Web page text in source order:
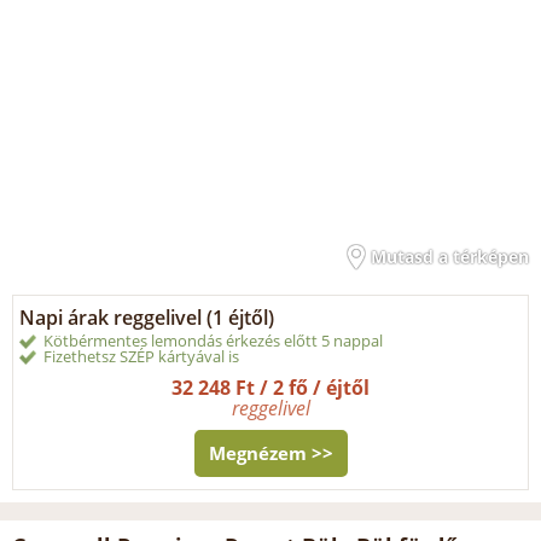
Mutasd a térképen
Napi árak reggelivel (1 éjtől)
Kötbérmentes lemondás érkezés előtt 5 nappal
Fizethetsz SZÉP kártyával is
32 248 Ft / 2 fő / éjtől
reggelivel
Megnézem >>